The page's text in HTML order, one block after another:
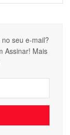
seu e-mail?
Assinar! Mais